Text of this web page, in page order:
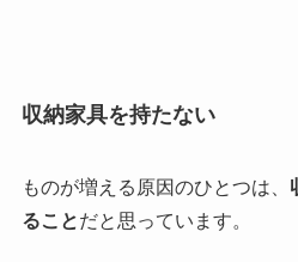
収納家具を持たない
ものが増える原因のひとつは、
ることだと思っています。